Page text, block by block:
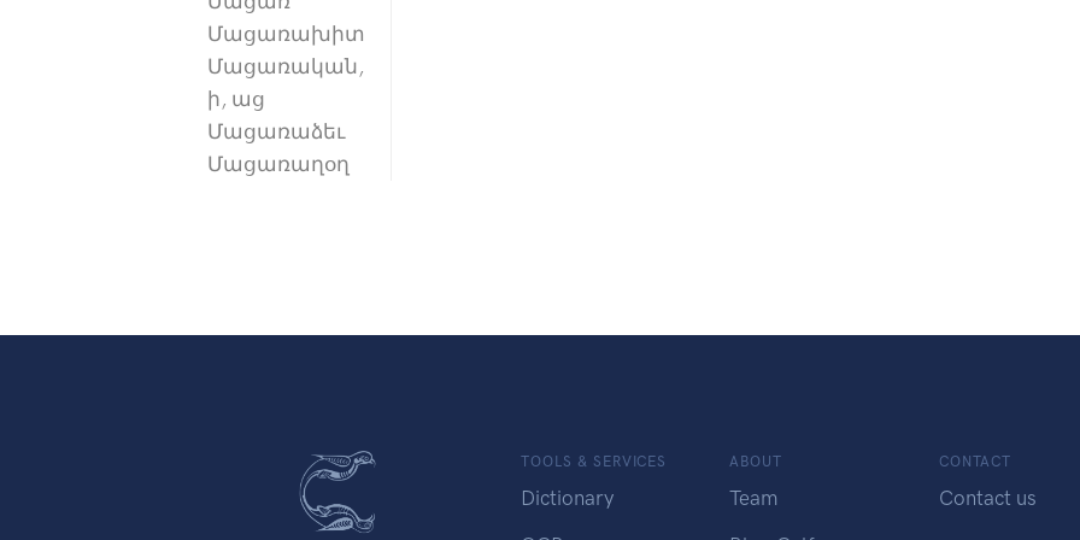
Մացառախիտ
Մացառական,
ի, աց
Մացառաձեւ
Մացառաղօղ
TOOLS & SERVICES
Dictionary
ABOUT
Team
CONTACT
Contact us